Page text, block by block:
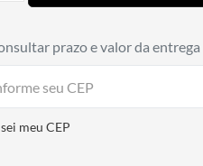
prazo e valor da entrega
meu CEP